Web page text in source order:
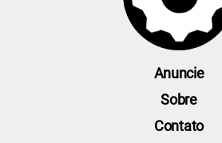
Anuncie
Sobre
Contato